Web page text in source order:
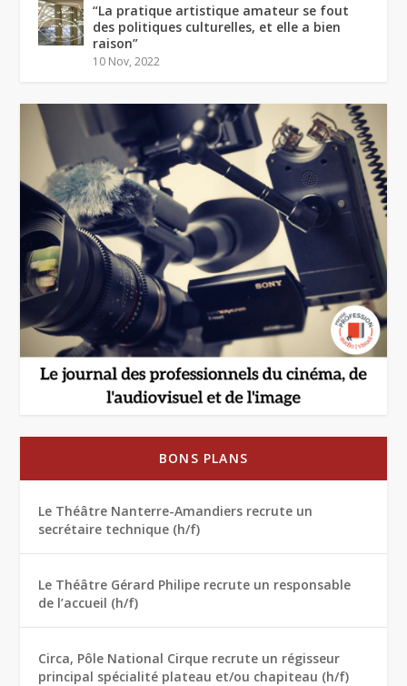
“La pratique artistique amateur se fout
des politiques culturelles, et elle a bien
raison”
10 Nov, 2022
BONS PLANS
Le Théâtre Nanterre-Amandiers recrute un
secrétaire technique (h/f)
Le Théâtre Gérard Philipe recrute un responsable
de l’accueil (h/f)
Circa, Pôle National Cirque recrute un régisseur
principal spécialité plateau et/ou chapiteau (h/f)